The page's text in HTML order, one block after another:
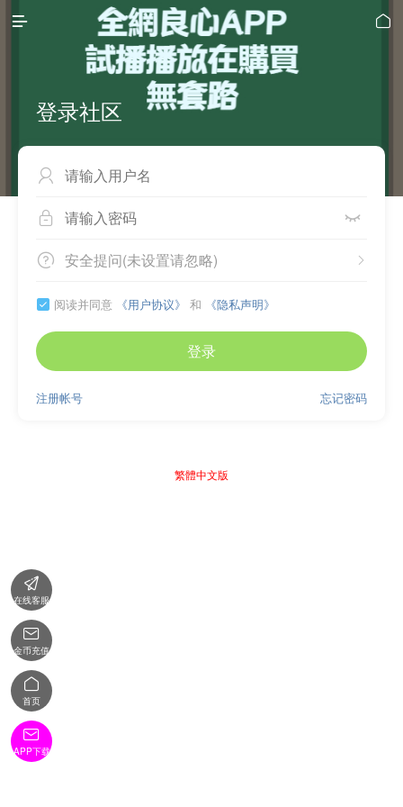
 
登录社区

 
 
安全提问(未设置请忽略)
 阅读并同意 《用户协议》 和 《隐私声明》
登录
忘记密码
注册帐号
繁體中文版

在线客服

金币充值

首页

APP下载